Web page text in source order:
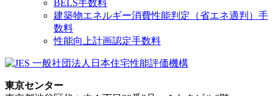
BELS手数料
建築物エネルギー消費性能判定（省エネ適判）手
数料
性能向上計画認定手数料
東京センター